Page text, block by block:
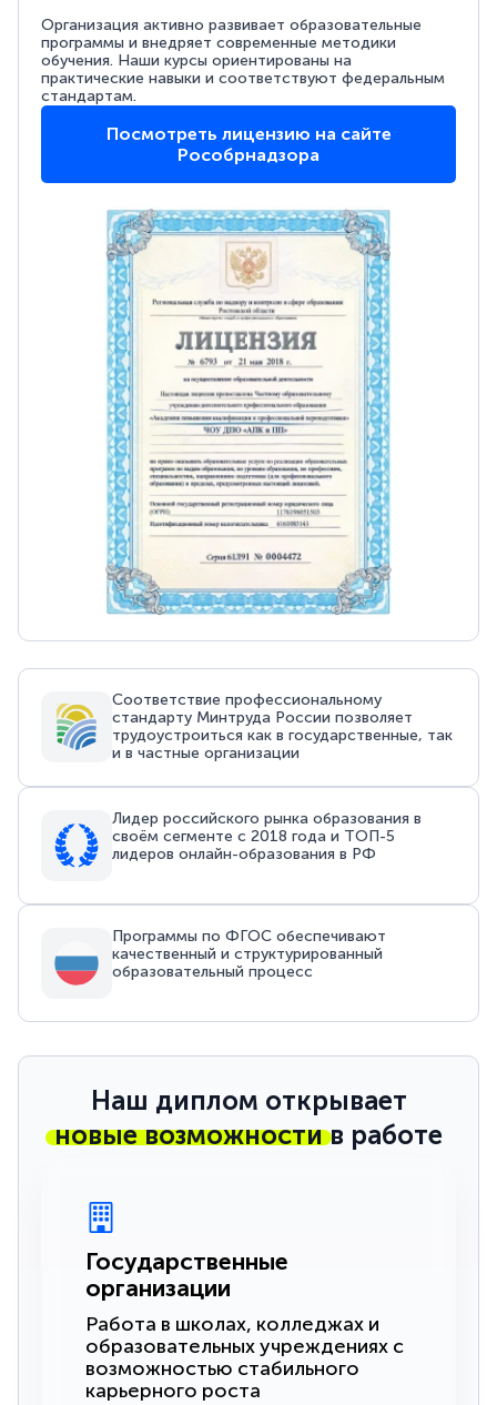
Организация активно развивает образовательные
программы и внедряет современные методики
обучения. Наши курсы ориентированы на
практические навыки и соответствуют федеральным
стандартам.
Посмотреть лицензию на сайте
Рособрнадзора
Соответствие профессиональному
стандарту Минтруда России позволяет
трудоустроиться как в государственные, так
и в частные организации
Лидер российского рынка образования в
своём сегменте с 2018 года и ТОП-5
лидеров онлайн-образования в РФ
Программы по ФГОС обеспечивают
качественный и структурированный
образовательный процесс
Наш диплом открывает
новые возможностив работе
Государственные
организации
Работа в школах, колледжах и
образовательных учреждениях с
возможностью стабильного
карьерного роста